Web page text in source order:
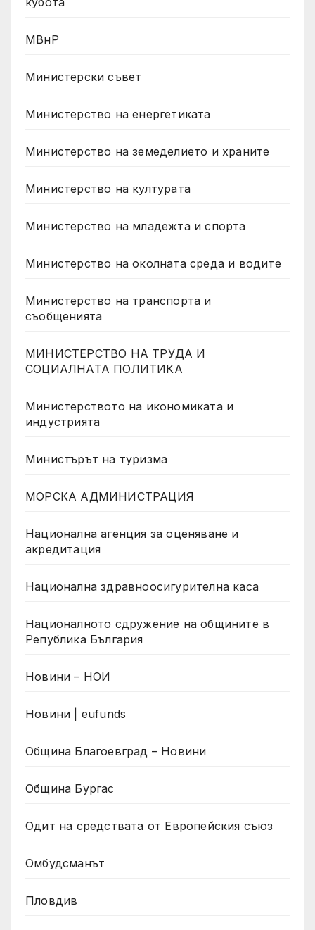
МВнР
Министерски съвет
Министерство на енергетиката
Министерство на земеделието и храните
Министерство на културата
Министерство на младежта и спорта
Министерство на околната среда и водите
Министерство на транспорта и
съобщенията
МИНИСТЕРСТВО НА ТРУДА И
СОЦИАЛНАТА ПОЛИТИКА
Министерството на икономиката и
индустрията
Министърът на туризма
МОРСКА АДМИНИСТРАЦИЯ
Национална агенция за оценяване и
акредитация
Национална здравноосигурителна каса
Националното сдружение на общините в
Република България
Новини – НОИ
Новини | eufunds
Община Благоевград – Новини
Община Бургас
Одит на средствата от Европейския съюз
Омбудсманът
Пловдив